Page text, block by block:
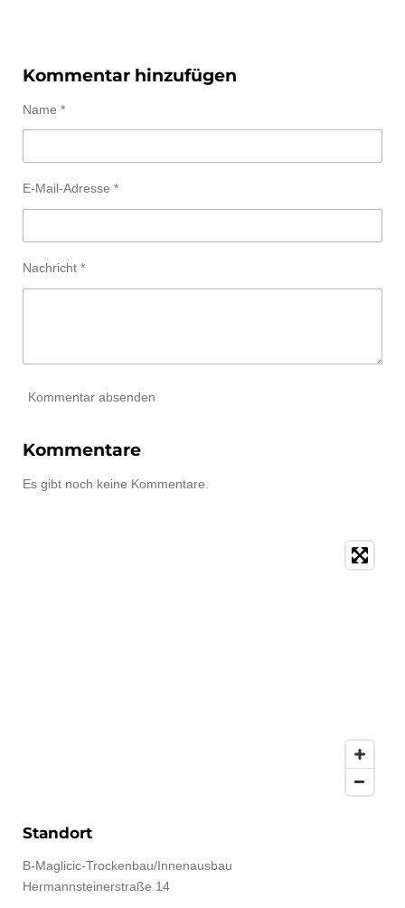
Kommentar hinzufügen
Name *
E-Mail-Adresse *
Nachricht *
Kommentar absenden
Kommentare
Es gibt noch keine Kommentare.
Standort
B-Maglicic-Trockenbau/Innenausbau
Hermannsteinerstraße 14